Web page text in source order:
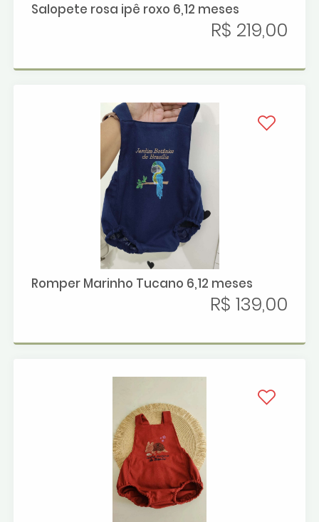
Salopete rosa ipê roxo 6,12 meses
R$ 219,00
Romper Marinho Tucano 6,12 meses
R$ 139,00